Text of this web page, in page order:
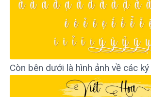
Còn bên dưới là hình ảnh về các